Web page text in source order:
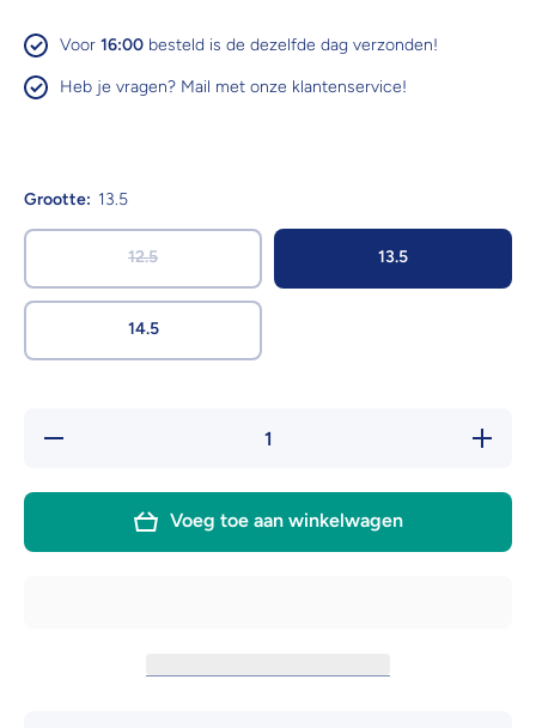
Voor 16:00 besteld is de dezelfde dag verzonden!
Heb je vragen? Mail met onze klantenservice!
Grootte: 13.5
12.5 13.5
14.5
Hoeveelheid
Verhoog
Voeg toe aan winkelwagen